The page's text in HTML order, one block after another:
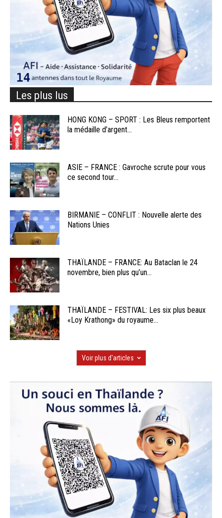
Les plus lus
HONG KONG – SPORT : Les Bleus remportent
la médaille d’argent...
ASIE – FRANCE : Gavroche scrute pour vous
ce second tour...
BIRMANIE – CONFLIT : Nouvelle alerte des
Nations Unies
THAÏLANDE – FRANCE: Au Bataclan le 24
novembre, bien plus qu’un...
THAÏLANDE – FESTIVAL: Les six plus beaux
«Loy Krathong» du royaume...
Voir plus d'articles